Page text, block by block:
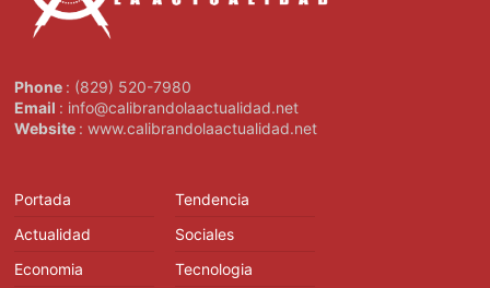
Phone : (829) 520-7980
Email : info@calibrandolaactualidad.net
Website : www.calibrandolaactualidad.net
Portada
Actualidad
Economia
Tendencia
Sociales
Tecnologia